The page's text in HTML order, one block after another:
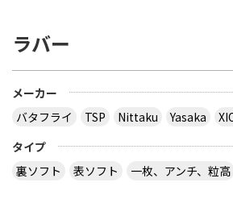
３月２８日～島根県で行われ
会で販売されていた 背面に「
tennis~」と書かれたデザイン
ラバー
メーカー
バタフライ
TSP Nittaku Yasaka
タイプ
裏ソフト
表ソフト 一枚、アンチ、粒高